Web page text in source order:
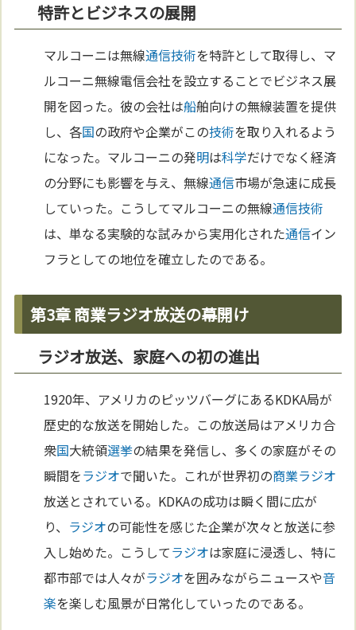
特許とビジネスの展開
マルコーニは無線通信技術を特許として取得し、マ
ルコーニ無線電信会社を設立することでビジネス展
開を図った。彼の会社は船舶向けの無線装置を提供
し、各国の政府や企業がこの技術を取り入れるよう
になった。マルコーニの発明は科学だけでなく経済
の分野にも影響を与え、無線通信市場が急速に成長
していった。こうしてマルコーニの無線通信技術
は、単なる実験的な試みから実用化された通信イン
フラとしての地位を確立したのである。
第3章 商業ラジオ放送の幕開け
ラジオ放送、家庭への初の進出
1920年、アメリカのピッツバーグにあるKDKA局が
歴史的な放送を開始した。この放送局はアメリカ合
衆国大統領選挙の結果を発信し、多くの家庭がその
瞬間をラジオで聞いた。これが世界初の商業ラジオ
放送とされている。KDKAの成功は瞬く間に広が
り、 ラジオの可能性を感じた企業が次々と放送に参
入し始めた。こうしてラジオは家庭に浸透し、特に
都市部では人々がラジオを囲みながらニュースや音
楽を楽しむ風景が日常化していったのである。